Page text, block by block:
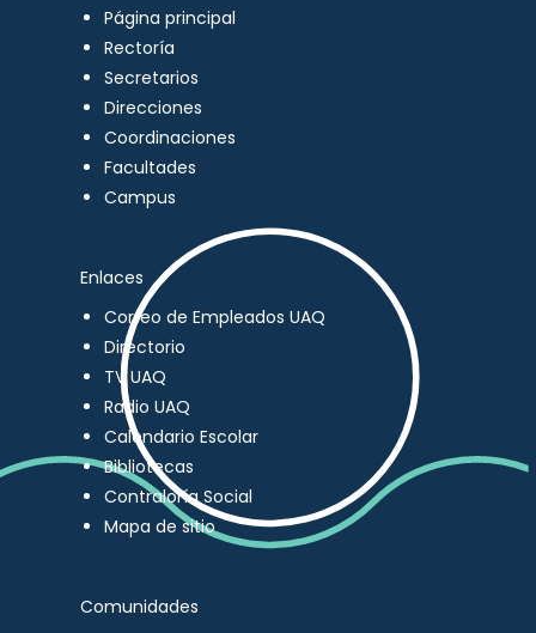
Página principal
Rectoría
Secretarios
Direcciones
Coordinaciones
Facultades
Campus
Enlaces
Correo de Empleados UAQ
Directorio
TV UAQ
Radio UAQ
Calendario Escolar
Bibliotecas
Contraloría Social
Mapa de sitio
Comunidades